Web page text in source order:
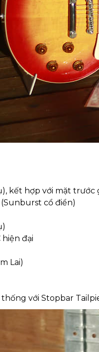
kết hợp với mặt trước
cổ điển)
hiện đại
Lai)
với Stopbar